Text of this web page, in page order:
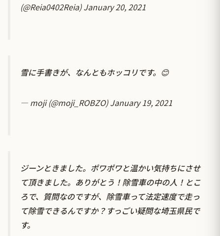
(@Reia0402Reia)January 20, 2021
雪に手書きが、なんともホッコリです。😊
— moji (@moji_ROBZO)January 19, 2021
ジーンときました。ポワポワと温かい気持ちにさせ
て頂きました。ありがとう！除雪車の中の人！とこ
ろで、質問なのですが、除雪車って法定速度で走っ
て除雪できるんですか？すっごい疑問な埼玉県民で
す。